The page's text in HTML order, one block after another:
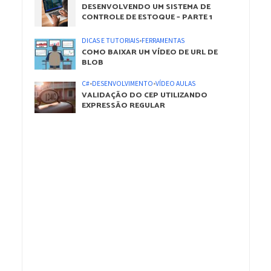
DESENVOLVENDO UM SISTEMA DE
CONTROLE DE ESTOQUE – PARTE 1
DICAS E TUTORIAIS•FERRAMENTAS
COMO BAIXAR UM VÍDEO DE URL DE
BLOB
C#•DESENVOLVIMENTO•VÍDEO AULAS
VALIDAÇÃO DO CEP UTILIZANDO
EXPRESSÃO REGULAR